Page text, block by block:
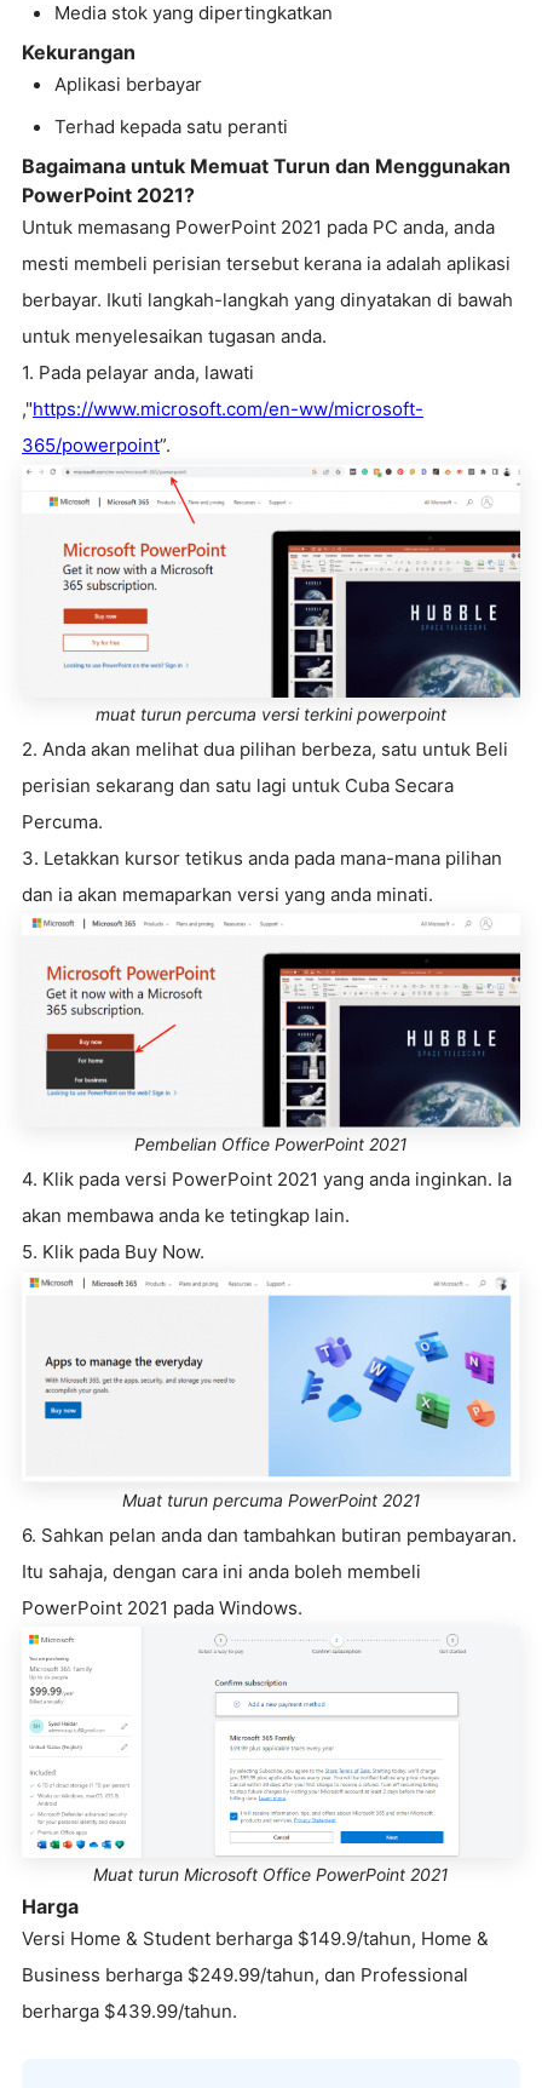
Media stok yang dipertingkatkan
Kekurangan
Aplikasi berbayar
Terhad kepada satu peranti
Bagaimana untuk Memuat Turun dan Menggunakan
PowerPoint 2021?
Untuk memasang PowerPoint 2021 pada PC anda, anda
mesti membeli perisian tersebut kerana ia adalah aplikasi
berbayar. Ikuti langkah-langkah yang dinyatakan di bawah
untuk menyelesaikan tugasan anda.
1. Pada pelayar anda, lawati
,"https://www.microsoft.com/en-ww/microsoft-
365/powerpoint”.
muat turun percuma versi terkini powerpoint
2. Anda akan melihat dua pilihan berbeza, satu untuk Beli
perisian sekarang dan satu lagi untuk Cuba Secara
Percuma.
3. Letakkan kursor tetikus anda pada mana-mana pilihan
dan ia akan memaparkan versi yang anda minati.
Pembelian Office PowerPoint 2021
4. Klik pada versi PowerPoint 2021 yang anda inginkan. Ia
akan membawa anda ke tetingkap lain.
5. Klik pada Buy Now.
Muat turun percuma PowerPoint 2021
6. Sahkan pelan anda dan tambahkan butiran pembayaran.
Itu sahaja, dengan cara ini anda boleh membeli
PowerPoint 2021 pada Windows.
Muat turun Microsoft Office PowerPoint 2021
Harga
Versi Home & Student berharga $149.9/tahun, Home &
Business berharga $249.99/tahun, dan Professional
berharga $439.99/tahun.